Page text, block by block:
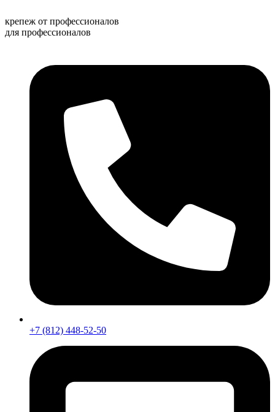
к
содержимому
крепеж от профессионалов
для профессионалов
+7 (812) 448-52-50